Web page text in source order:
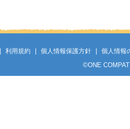
利用規約 個人情報保護方針
個人情報
©ONE